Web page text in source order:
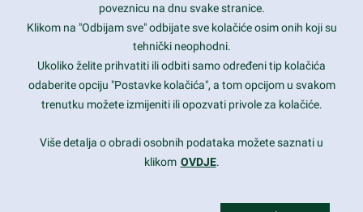
prothemes.net@gmail.com
Daily: 9:00 am - 6:00 pm
Sunday: Closed
Copyright 2017FRESHFACE© All Rights Reserved
poveznicu na dnu svake stranice.
Klikom na "Odbijam sve" odbijate sve kolačiće osim onih koji su
tehnički neophodni.
Ukoliko želite prihvatiti ili odbiti samo određeni tip kolačića
odaberite opciju "Postavke kolačića", a tom opcijom u svakom
trenutku možete izmijeniti ili opozvati privole za kolačiće.
Više detalja o obradi osobnih podataka možete saznati u
klikom OVDJE.